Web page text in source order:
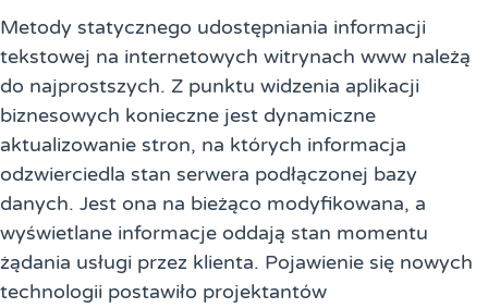
Metody statycznego udostępniania informacji
tekstowej na internetowych witrynach www należą
do najprostszych. Z punktu widzenia aplikacji
biznesowych konieczne jest dynamiczne
aktualizowanie stron, na których informacja
odzwierciedla stan serwera podłączonej bazy
danych. Jest ona na bieżąco modyfikowana, a
wyświetlane informacje oddają stan momentu
żądania usługi przez klienta. Pojawienie się nowych
technologii postawiło projektantów